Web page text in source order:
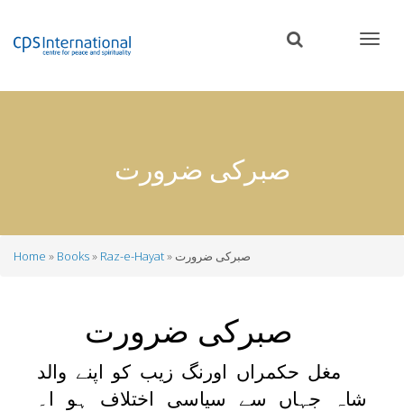
content
صبرکی ضرورت
Home Books Raz-e-Hayat صبرکی ضرورت
صبرکی ضرورت
مغل حکمراں اورنگ زیب کو اپنے والد
شاہ جہاں سے سیاسی اختلاف ہو ا۔